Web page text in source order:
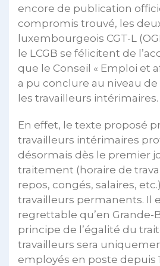
encore de publication
compromis trouvé, les
luxembourgeois CGT-L
le LCGB se félicitent de
que le Conseil « Emploi et
a pu conclure au niveau
les travailleurs intérimaires.
En effet, le texte proposé
travailleurs intérimaires
désormais dès le premier
traitement (horaire de
repos, congés, salaires,
travailleurs permanents. Il
regrettable qu’en Grande-
principe de l’égalité du
travailleurs sera
employés en poste depuis